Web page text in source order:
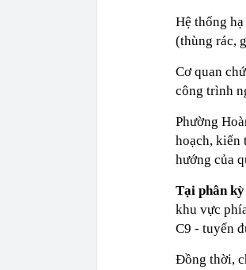
Hệ thống
(thùng rác,
Cơ quan
công trình
Phường
hoạch, kiến
hướng của
Tại phân kỳ
khu vực
C9 - tuyến
Đồng thời,